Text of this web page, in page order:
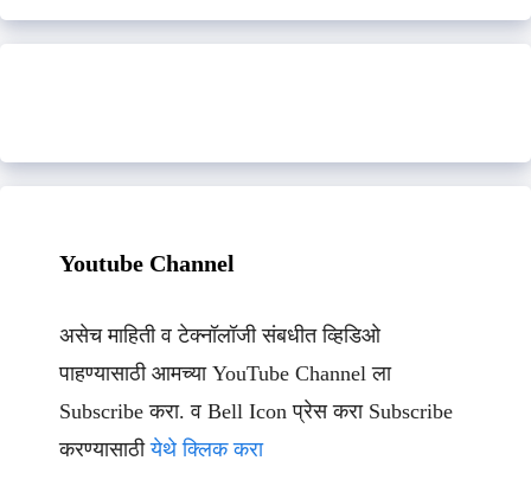
Youtube Channel
असेच माहिती व टेक्नॉलॉजी संबधीत व्हिडिओ
पाहण्यासाठी आमच्या YouTube Channel ला
Subscribe करा. व Bell Icon प्रेस करा Subscribe
करण्यासाठीयेथे क्लिक करा